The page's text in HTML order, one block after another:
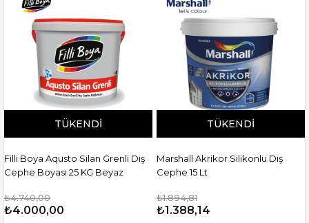
TÜKENDI
Filli Boya Aqusto Silan Grenli Dış
Cephe Boyası 25 KG Beyaz
₺4.740,00
₺4.000,00
TÜKENDI
Marshall Akrikor Silikonlu Dış
Cephe 15 Lt
₺1.894,81
₺1.388,14